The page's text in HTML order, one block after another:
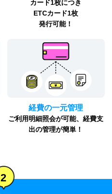
カード1枚につき
ETCカード1枚
発行可能！
経費の一元管理
ご利用明細照会が可能、経費支
出の管理が簡単！
2